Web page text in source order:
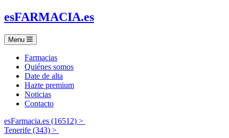
esFARMACIA.es
Menu
Farmacias
Quiénes somos
Date de alta
Hazte premium
Noticias
Contacto
esFarmacia.es (16512) >
Tenerife (343) >